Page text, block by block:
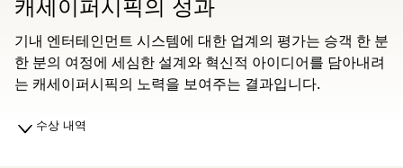
캐세이퍼시픽의 성과
기내 엔터테인먼트 시스템에 대한 업계의 평가는 승객 한 분
한 분의 여정에 세심한 설계와 혁신적 아이디어를 담아내려
는 캐세이퍼시픽의 노력을 보여주는 결과입니다.
수상 내역